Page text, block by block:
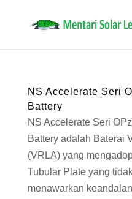
NS Accelerate Seri
Battery
NS Accelerate Seri
Battery adalah Baterai
(VRLA) yang
Tubular Plate yang
menawarkan